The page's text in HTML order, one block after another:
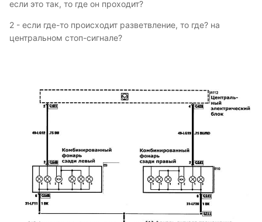
если это так, то где он проходит?
2 - если где-то происходит разветвление, то где? на
центральном стоп-сигнале?